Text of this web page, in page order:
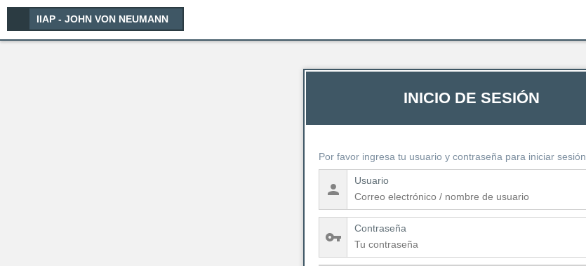
IIAP - JOHN VON NEUMANN
INICIO DE SESIÓN
Por favor ingresa tu usuario y contraseña para iniciar sesión.
Usuario
Contraseña